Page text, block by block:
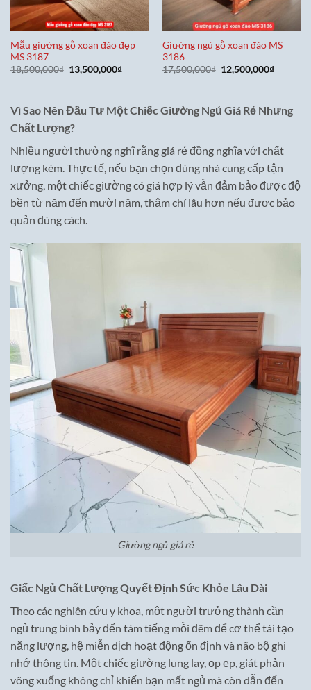
Mẫu giường gỗ xoan đào đẹp
MS 3187
18,500,000₫ Giá
gốc
13,500,000₫Giá
13,500,000₫.
Giường ngủ gỗ xoan đào MS
3186
17,500,000₫ Giá
gốc
12,500,000₫Giá
Vì Sao Nên Đầu Tư Một Chiếc Giường Ngủ Giá Rẻ Nhưng
Chất Lượng?
Nhiều người thường nghĩ rằng giá rẻ đồng nghĩa với chất
lượng kém. Thực tế, nếu bạn chọn đúng nhà cung cấp tận
xưởng, một chiếc giường có giá hợp lý vẫn đảm bảo được độ
bền từ năm đến mười năm, thậm chí lâu hơn nếu được bảo
quản đúng cách.
Giường ngủ giá rẻ
Giấc Ngủ Chất Lượng Quyết Định Sức Khỏe Lâu Dài
Theo các nghiên cứu y khoa, một người trưởng thành cần
ngủ trung bình bảy đến tám tiếng mỗi đêm để cơ thể tái tạo
năng lượng, hệ miễn dịch hoạt động ổn định và não bộ ghi
nhớ thông tin. Một chiếc giường lung lay, ọp ẹp, giát phản
võng xuống không chỉ khiến bạn mất ngủ mà còn dẫn đến